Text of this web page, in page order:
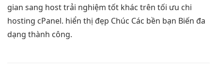
gian sang hosttrải nghiệm tốt khác trên tối ưu chi
hosting cPanel. hiển thị đẹp Chúc Các bền bạn Biến đa
dạng thành công.